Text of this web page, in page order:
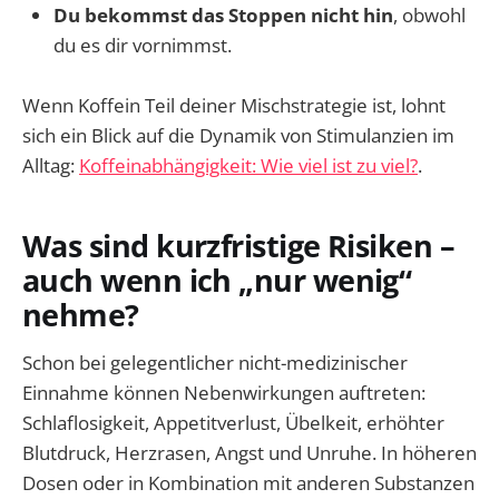
Du bekommst das Stoppen nicht hin, obwohl
du es dir vornimmst.
Wenn Koffein Teil deiner Mischstrategie ist, lohnt
sich ein Blick auf die Dynamik von Stimulanzien im
Alltag: Koffeinabhängigkeit: Wie viel ist zu viel?.
Was sind kurzfristige Risiken –
auch wenn ich „nur wenig“
nehme?
Schon bei gelegentlicher nicht-medizinischer
Einnahme können Nebenwirkungen auftreten:
Schlaflosigkeit, Appetitverlust, Übelkeit, erhöhter
Blutdruck, Herzrasen, Angst und Unruhe. In höheren
Dosen oder in Kombination mit anderen Substanzen